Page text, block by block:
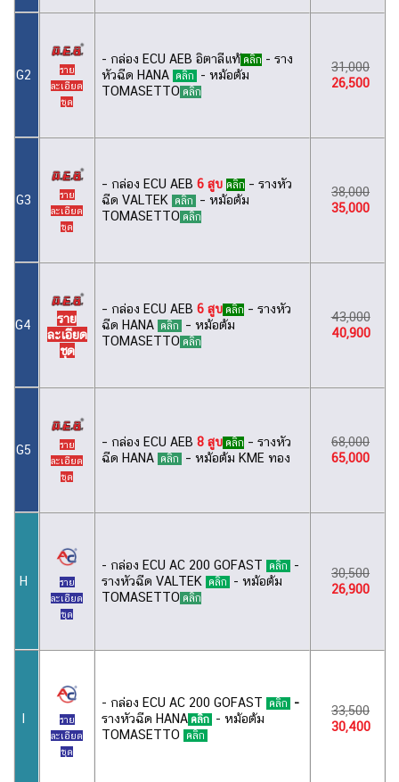
G2
ราย
ละเอียด
ชุด
- กล่อง ECU AEB อิตาลีแท้ คลิก - ราง
หัวฉีด HANA คลิก
- หม้อต้ม
TOMASETTO คลิก
31,000
26,500
G3
ราย
ละเอียด
ชุด
– กล่อง ECU AEB 6 สูบคลิก – รางหัว
ฉีด VALTEK คลิก
– หม้อต้ม
TOMASETTO คลิก
38,000
35,000
G4
ราย
ละเอียด
ชุด
– กล่อง ECU AEB 6 สูบ คลิก – รางหัว
ฉีด HANA คลิก
– หม้อต้ม
TOMASETTO คลิก
43,000
40,900
G5
ราย
ละเอียด
ชุด
– กล่อง ECU AEB 8 สูบ คลิก – รางหัว
ฉีด HANA คลิก – หม้อต้ม KME ทอง
68,000
65,000
H
ราย
ละเอียด
ชุด
- กล่อง ECU AC 200 GOFAST คลิก
-
รางหัวฉีด VALTEK คลิก
- หม้อต้ม
TOMASETTO คลิก
30,500
26,900
I
ราย
ละเอียด
ชุด
- กล่อง ECU AC 200 GOFAST คลิก
-
รางหัวฉีด HANA คลิก - หม้อต้ม
TOMASETTO คลิก
33,500
30,400